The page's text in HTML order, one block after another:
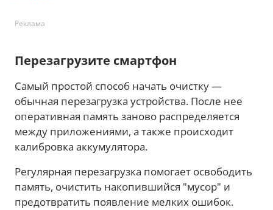
Реклама
Перезагрузите смартфон
Самый простой способ начать очистку —
обычная перезагрузка устройства. После нее
оперативная память заново распределяется
между приложениями, а также происходит
калибровка аккумулятора.
Регулярная перезагрузка помогает освободить
память, очистить накопившийся "мусор" и
предотвратить появление мелких ошибок.